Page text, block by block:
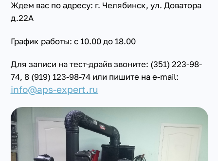
Ждем вас по адресу: г. Челябинск, ул. Доватора
д.22А
График работы: с 10.00 до 18.00
Для записи на тест-драйв звоните: (351) 223-98-
74, 8 (919) 123-98-74 или пишите на e-mail:
info@aps-expert.ru